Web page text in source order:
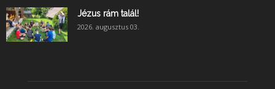
Jézus rám talál!
2026. augusztus 03.